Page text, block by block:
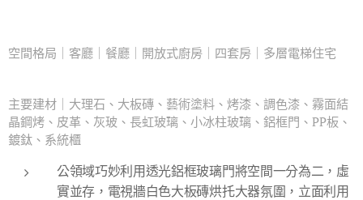
空間格局｜客廳｜餐廳｜開放式廚房｜四套房｜多層電梯住宅
主要建材｜大理石、大板磚、藝術塗料、烤漆、調色漆、霧面結
晶鋼烤、皮革、灰玻、長虹玻璃、小冰柱玻璃、鋁框門、PP板、
鍍鈦、系統櫃
公領域巧妙利用透光鋁框玻璃門將空間一分為二，虛
實並存，電視牆白色大板磚烘托大器氛圍，立面利用